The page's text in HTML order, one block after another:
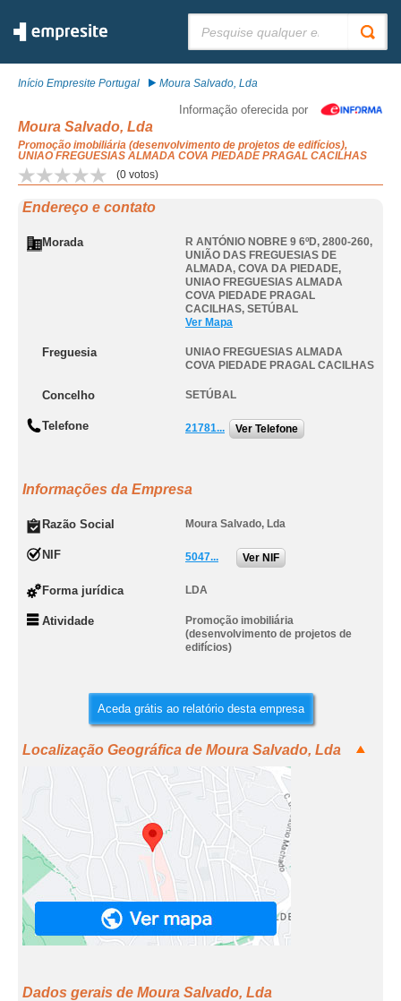
Início Empresite Portugal Moura Salvado, Lda
Informação oferecida por
Moura Salvado, Lda
Promoção imobiliária (desenvolvimento de projetos de edifícios),
UNIAO FREGUESIAS ALMADA COVA PIEDADE PRAGAL CACILHAS
(0 votos)
Endereço e contato
Morada
R ANTÓNIO NOBRE 9 6ºD, 2800-260,
UNIÃO DAS FREGUESIAS DE
ALMADA, COVA DA PIEDADE,
UNIAO FREGUESIAS ALMADA
COVA PIEDADE PRAGAL
CACILHAS, SETÚBAL
Ver Mapa
Freguesia
UNIAO FREGUESIAS ALMADA
COVA PIEDADE PRAGAL CACILHAS
Concelho SETÚBAL
Telefone 21781... Ver Telefone
Informações da Empresa
Razão Social Moura Salvado, Lda
NIF 5047... Ver NIF
Forma jurídica LDA
Atividade
Promoção imobiliária
(desenvolvimento de projetos de
edifícios)
Aceda grátis ao relatório desta empresa
Localização Geográfica de Moura Salvado, Lda
Dados gerais de Moura Salvado, Lda